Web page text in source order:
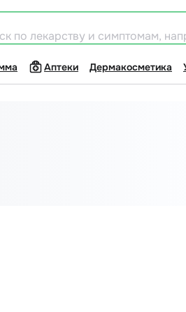
по лекарству и симптомам,
Аптеки Дермакосметика